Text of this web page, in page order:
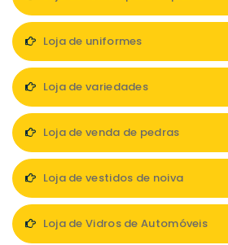
Loja de uniformes
Loja de variedades
Loja de venda de pedras
Loja de vestidos de noiva
Loja de Vidros de Automóveis